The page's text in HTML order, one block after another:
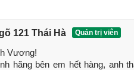
thị trường. Hãy cùng
Note 11 4G chính hãng
121 Thái Hà Quản trị viên
Vương!